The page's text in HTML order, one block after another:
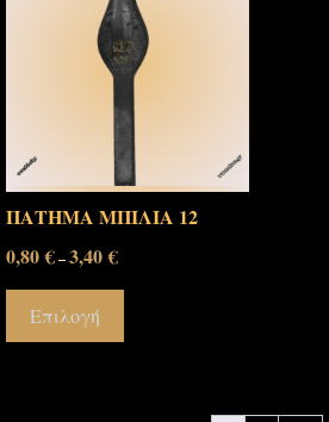
ΠΑΤΗΜΑ ΜΠΙΛΙΑ 12
0,80€–3,40€
Επιλογή